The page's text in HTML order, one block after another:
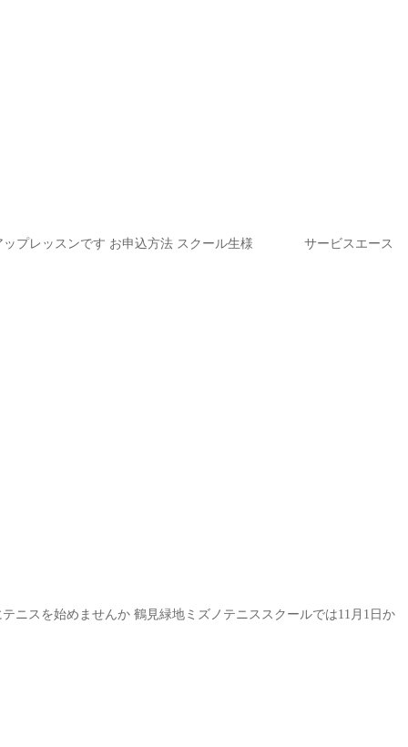
ルアップレッスンです お申込方法 スクール生様 サービスエース
スを始めませんか 鶴見緑地ミズノテニススクールでは11月1日か